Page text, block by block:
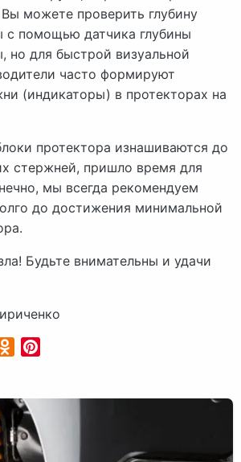
можете проверить глубину
с помощью датчика глубины
но для быстрой визуальной
часто формируют
(индикаторы) в протекторах на
протектора изнашиваются до
стержней, пришло время для
мы всегда рекомендуем
до достижения минимальной
Будьте внимательны и удачи
Odnoklassniki